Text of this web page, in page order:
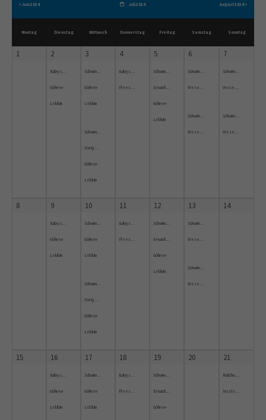
< Juni 2024 Juli 2024 August 2024 >
Montag Dienstag Mittwoch Donnerstag Freitag Samstag Sonntag
1 2
Babyschwimmen
Göhren-
Lebbin
3
Schwimmkurs
Göhren-
Lebbin
Schwimmkurs
Fortgeschrittene
Göhren-
Lebbin
4
Babyschwimmkurs
Fleesensee
5
Schwimmkurs
Erwachsene
Göhren-
Lebbin
6
Schwimmkurs
Wesenberg
Schwimmkurs
Wesenberg
7
Schwimmkurs
Wesenberg
Schwimmkurs
Wesenberg
8 9
Babyschwimmen
Göhren-
Lebbin
10
Schwimmkurs
Göhren-
Lebbin
Schwimmkurs
Fortgeschrittene
Göhren-
Lebbin
11
Babyschwimmkurs
Fleesensee
12
Schwimmkurs
Erwachsene
Göhren-
Lebbin
13
Schwimmkurs
Wesenberg
Schwimmkurs
Wesenberg
14
15 16
Babyschwimmen
Göhren-
Lebbin
17
Schwimmkurs
Göhren-
Lebbin
18
Babyschwimmkurs
Fleesensee
19
Schwimmkurs
Erwachsene
Göhren-
20 21
Malchower
Inselschwimmen